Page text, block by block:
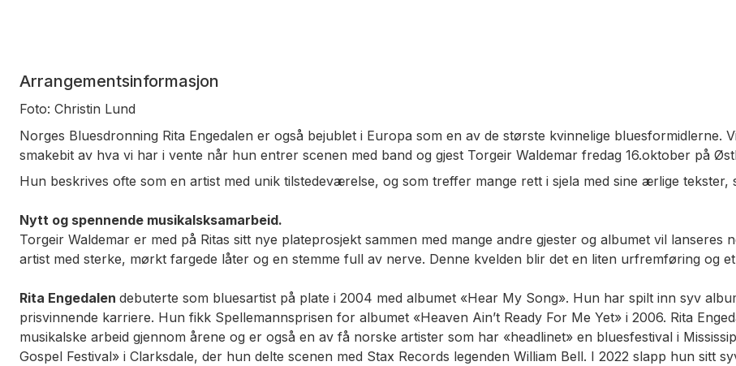
Arrangementsinformasjon
Foto: Christin Lund
Norges Bluesdronning Rita Engedalen er også bejublet i Europa som en av de største kvinnelige bluesformidlerne.
smakebit av hva vi har i vente når hun entrer scenen med band og gjest Torgeir Waldemar fredag 16.oktober på
Hun beskrives ofte som en artist med unik tilstedeværelse, og som treffer mange rett i sjela med sine ærlige
Nytt og spennende musikalsksamarbeid.
Torgeir Waldemar er med på Ritas sitt nye plateprosjekt sammen med mange andre gjester og albumet vil lanseres
artist med sterke, mørkt fargede låter og en stemme full av nerve. Denne kvelden blir det en liten urfremføring og
Rita Engedalen debuterte som bluesartist på plate i 2004 med albumet «Hear My Song». Hun har spilt inn syv
prisvinnende karriere. Hun fikk Spellemannsprisen for albumet «Heaven Ain’t Ready For Me Yet» i 2006. Rita
musikalske arbeid gjennom årene og er også en av få norske artister som har «headlinet» en bluesfestival i
Gospel Festival» i Clarksdale, der hun delte scenen med Stax Records legenden William Bell. I 2022 slapp hun sitt